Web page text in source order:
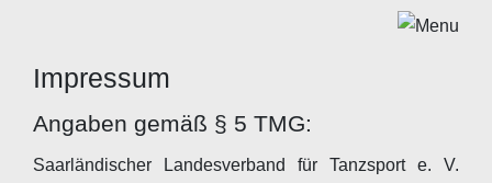
Impressum
Angaben gemäß § 5 TMG:
Saarländischer Landesverband für Tanzsport e. V.